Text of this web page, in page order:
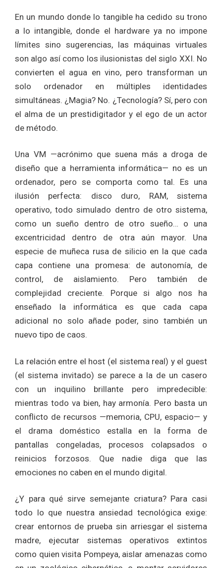
En un mundo donde lo tangible ha cedido su trono
a lo intangible, donde el hardware ya no impone
límites sino sugerencias, las máquinas virtuales
son algo así como los ilusionistas del siglo XXI. No
convierten el agua en vino, pero transforman un
solo ordenador en múltiples identidades
simultáneas. ¿Magia? No. ¿Tecnología? Sí, pero con
el alma de un prestidigitador y el ego de un actor
de método.
Una VM —acrónimo que suena más a droga de
diseño que a herramienta informática— no es un
ordenador, pero se comporta como tal. Es una
ilusión perfecta: disco duro, RAM, sistema
operativo, todo simulado dentro de otro sistema,
como un sueño dentro de otro sueño… o una
excentricidad dentro de otra aún mayor. Una
especie de muñeca rusa de silicio en la que cada
capa contiene una promesa: de autonomía, de
control, de aislamiento. Pero también de
complejidad creciente. Porque si algo nos ha
enseñado la informática es que cada capa
adicional no solo añade poder, sino también un
nuevo tipo de caos.
La relación entre el host (el sistema real) y el guest
(el sistema invitado) se parece a la de un casero
con un inquilino brillante pero impredecible:
mientras todo va bien, hay armonía. Pero basta un
conflicto de recursos —memoria, CPU, espacio— y
el drama doméstico estalla en la forma de
pantallas congeladas, procesos colapsados o
reinicios forzosos. Que nadie diga que las
emociones no caben en el mundo digital.
¿Y para qué sirve semejante criatura? Para casi
todo lo que nuestra ansiedad tecnológica exige:
crear entornos de prueba sin arriesgar el sistema
madre, ejecutar sistemas operativos extintos
como quien visita Pompeya, aislar amenazas como